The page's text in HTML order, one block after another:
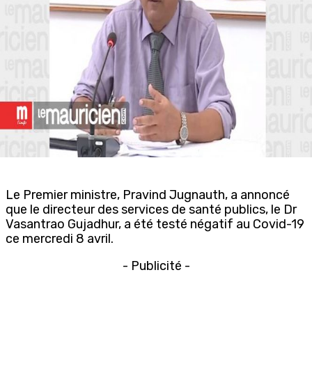
Le Premier ministre, Pravind Jugnauth, a annoncé
que le directeur des services de santé publics, le Dr
Vasantrao Gujadhur, a été testé négatif au Covid-19
ce mercredi 8 avril.
- Publicité -